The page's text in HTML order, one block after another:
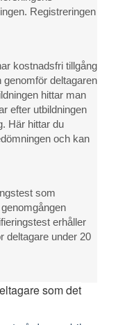
Registreringen
kostnadsfri tillgång
genomför deltagaren
hittar man
efter utbildningen
Här hittar du
och kan
som
erhåller
deltagare under 20
som det